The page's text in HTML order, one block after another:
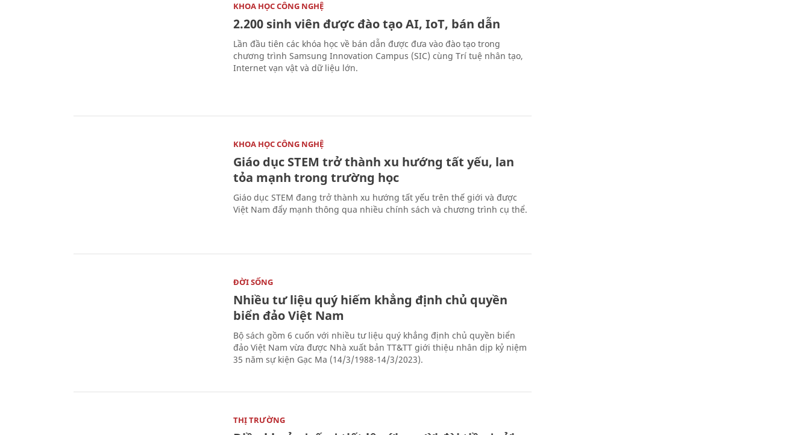
KHOA HỌC CÔNG NGHỆ
2.200 sinh viên được đào tạo AI, IoT, bán dẫn
Lần đầu tiên các khóa học về bán dẫn được đưa vào đào tạo trong
chương trình Samsung Innovation Campus (SIC) cùng Trí tuệ nhân tạo,
Internet vạn vật và dữ liệu lớn.
KHOA HỌC CÔNG NGHỆ
Giáo dục STEM trở thành xu hướng tất yếu, lan
tỏa mạnh trong trường học
Giáo dục STEM đang trở thành xu hướng tất yếu trên thế giới và được
Việt Nam đẩy mạnh thông qua nhiều chính sách và chương trình cụ thể.
ĐỜI SỐNG
Nhiều tư liệu quý hiếm khẳng định chủ quyền
biển đảo Việt Nam
Bộ sách gồm 6 cuốn với nhiều tư liệu quý khẳng định chủ quyền biển
đảo Việt Nam vừa được Nhà xuất bản TT&TT giới thiệu nhân dịp kỷ niệm
35 năm sự kiện Gạc Ma (14/3/1988-14/3/2023).
THỊ TRƯỜNG